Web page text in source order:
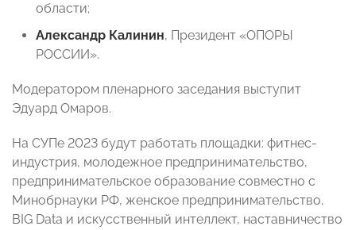
области;
Александр Калинин, Президент «ОПОРЫ
РОССИИ».
Модератором пленарного заседания выступит
Эдуард Омаров.
На СУПе 2023 будут работать площадки: фитнес-
индустрия, молодежное предпринимательство,
предпринимательское образование совместно с
Минобрнауки РФ, женское предпринимательство,
BIG Data и искусственный интеллект, наставничество